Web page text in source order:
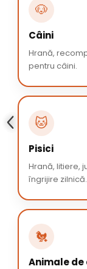
🐶
Câini
Hrană,
pentru câini.
🐱
Pisici
Hrană, litiere,
îngrijire zilnică.
🐔
Animale